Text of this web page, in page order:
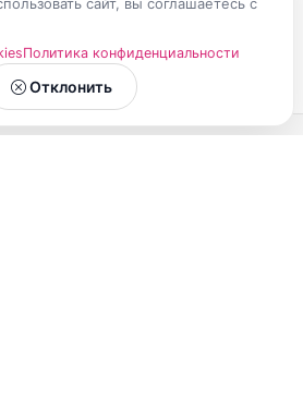
сайт, вы соглашаетесь с
Политика конфиденциальности
Отклонить